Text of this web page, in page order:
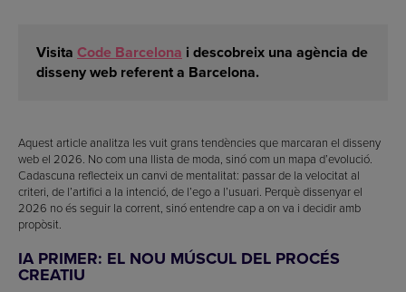
Visita Code Barcelona i descobreix una agència de
disseny web referent a Barcelona.
Aquest article analitza les vuit grans tendències que marcaran el disseny
web el 2026. No com una llista de moda, sinó com un mapa d’evolució.
Cadascuna reflecteix un canvi de mentalitat: passar de la velocitat al
criteri, de l’artifici a la intenció, de l’ego a l’usuari. Perquè dissenyar el
2026 no és seguir la corrent, sinó entendre cap a on va i decidir amb
propòsit.
IA PRIMER: EL NOU MÚSCUL DEL PROCÉS
CREATIU